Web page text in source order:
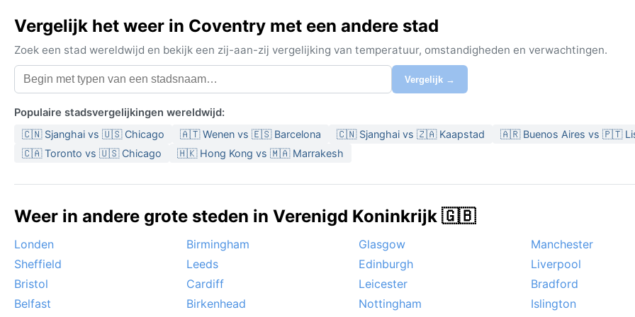
Vergelijk het weer in Coventry met een andere stad
Zoek een stad wereldwijd en bekijk een zij-aan-zij vergelijking van temperatuur, omstandigheden en verwachtingen.
Vergelijk →
Populaire stadsvergelijkingen wereldwijd:
🇨🇳 Sjanghai vs 🇺🇸 Chicago 🇦🇹 Wenen vs 🇪🇸 Barcelona 🇨🇳 Sjanghai vs 🇿🇦 Kaapstad
🇦🇷 Buenos Aires vs 🇵🇹
🇨🇦 Toronto vs 🇺🇸 Chicago
🇭🇰 Hong Kong vs 🇲🇦 Marrakesh
Weer in andere grote steden in Verenigd Koninkrijk 🇬🇧
Londen Birmingham Glasgow
Manchester
Sheffield
Leeds Edinburgh
Liverpool
Bristol
Cardiff Leicester
Bradford
Belfast
Birkenhead Nottingham
Islington